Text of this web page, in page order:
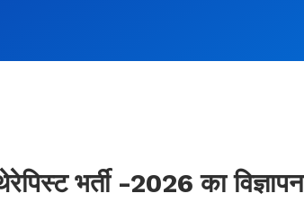
भर्ती -2026 का विज्ञापन